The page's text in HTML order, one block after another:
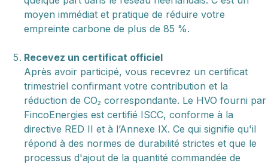
moyen immédiat et pratique de réduire votre
empreinte carbone de plus de 85 %.
Recevez un certificat officiel
Après avoir participé, vous recevrez un certificat
trimestriel confirmant votre contribution et la
réduction de CO₂ correspondante. Le HVO fourni par
FincoEnergies est certifié ISCC, conforme à la
directive RED II et à l’Annexe IX. Ce qui signifie qu'il
répond à des normes de durabilité strictes et que le
processus d'ajout de la quantité commandée de